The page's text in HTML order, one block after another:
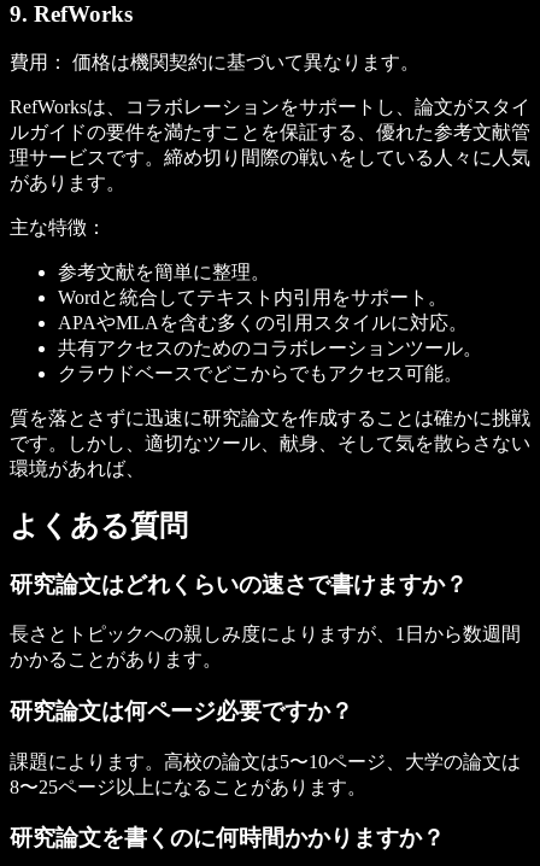
9. RefWorks
費用： 価格は機関契約に基づいて異なります。
RefWorksは、コラボレーションをサポートし、論文がスタイ
ルガイドの要件を満たすことを保証する、優れた参考文献管
理サービスです。締め切り間際の戦いをしている人々に人気
があります。
主な特徴：
参考文献を簡単に整理。
Wordと統合してテキスト内引用をサポート。
APAやMLAを含む多くの引用スタイルに対応。
共有アクセスのためのコラボレーションツール。
クラウドベースでどこからでもアクセス可能。
質を落とさずに迅速に研究論文を作成することは確かに挑戦
です。しかし、適切なツール、献身、そして気を散らさない
環境があれば、
よくある質問
研究論文はどれくらいの速さで書けますか？
長さとトピックへの親しみ度によりますが、1日から数週間
かかることがあります。
研究論文は何ページ必要ですか？
課題によります。高校の論文は5〜10ページ、大学の論文は
8〜25ページ以上になることがあります。
研究論文を書くのに何時間かかりますか？